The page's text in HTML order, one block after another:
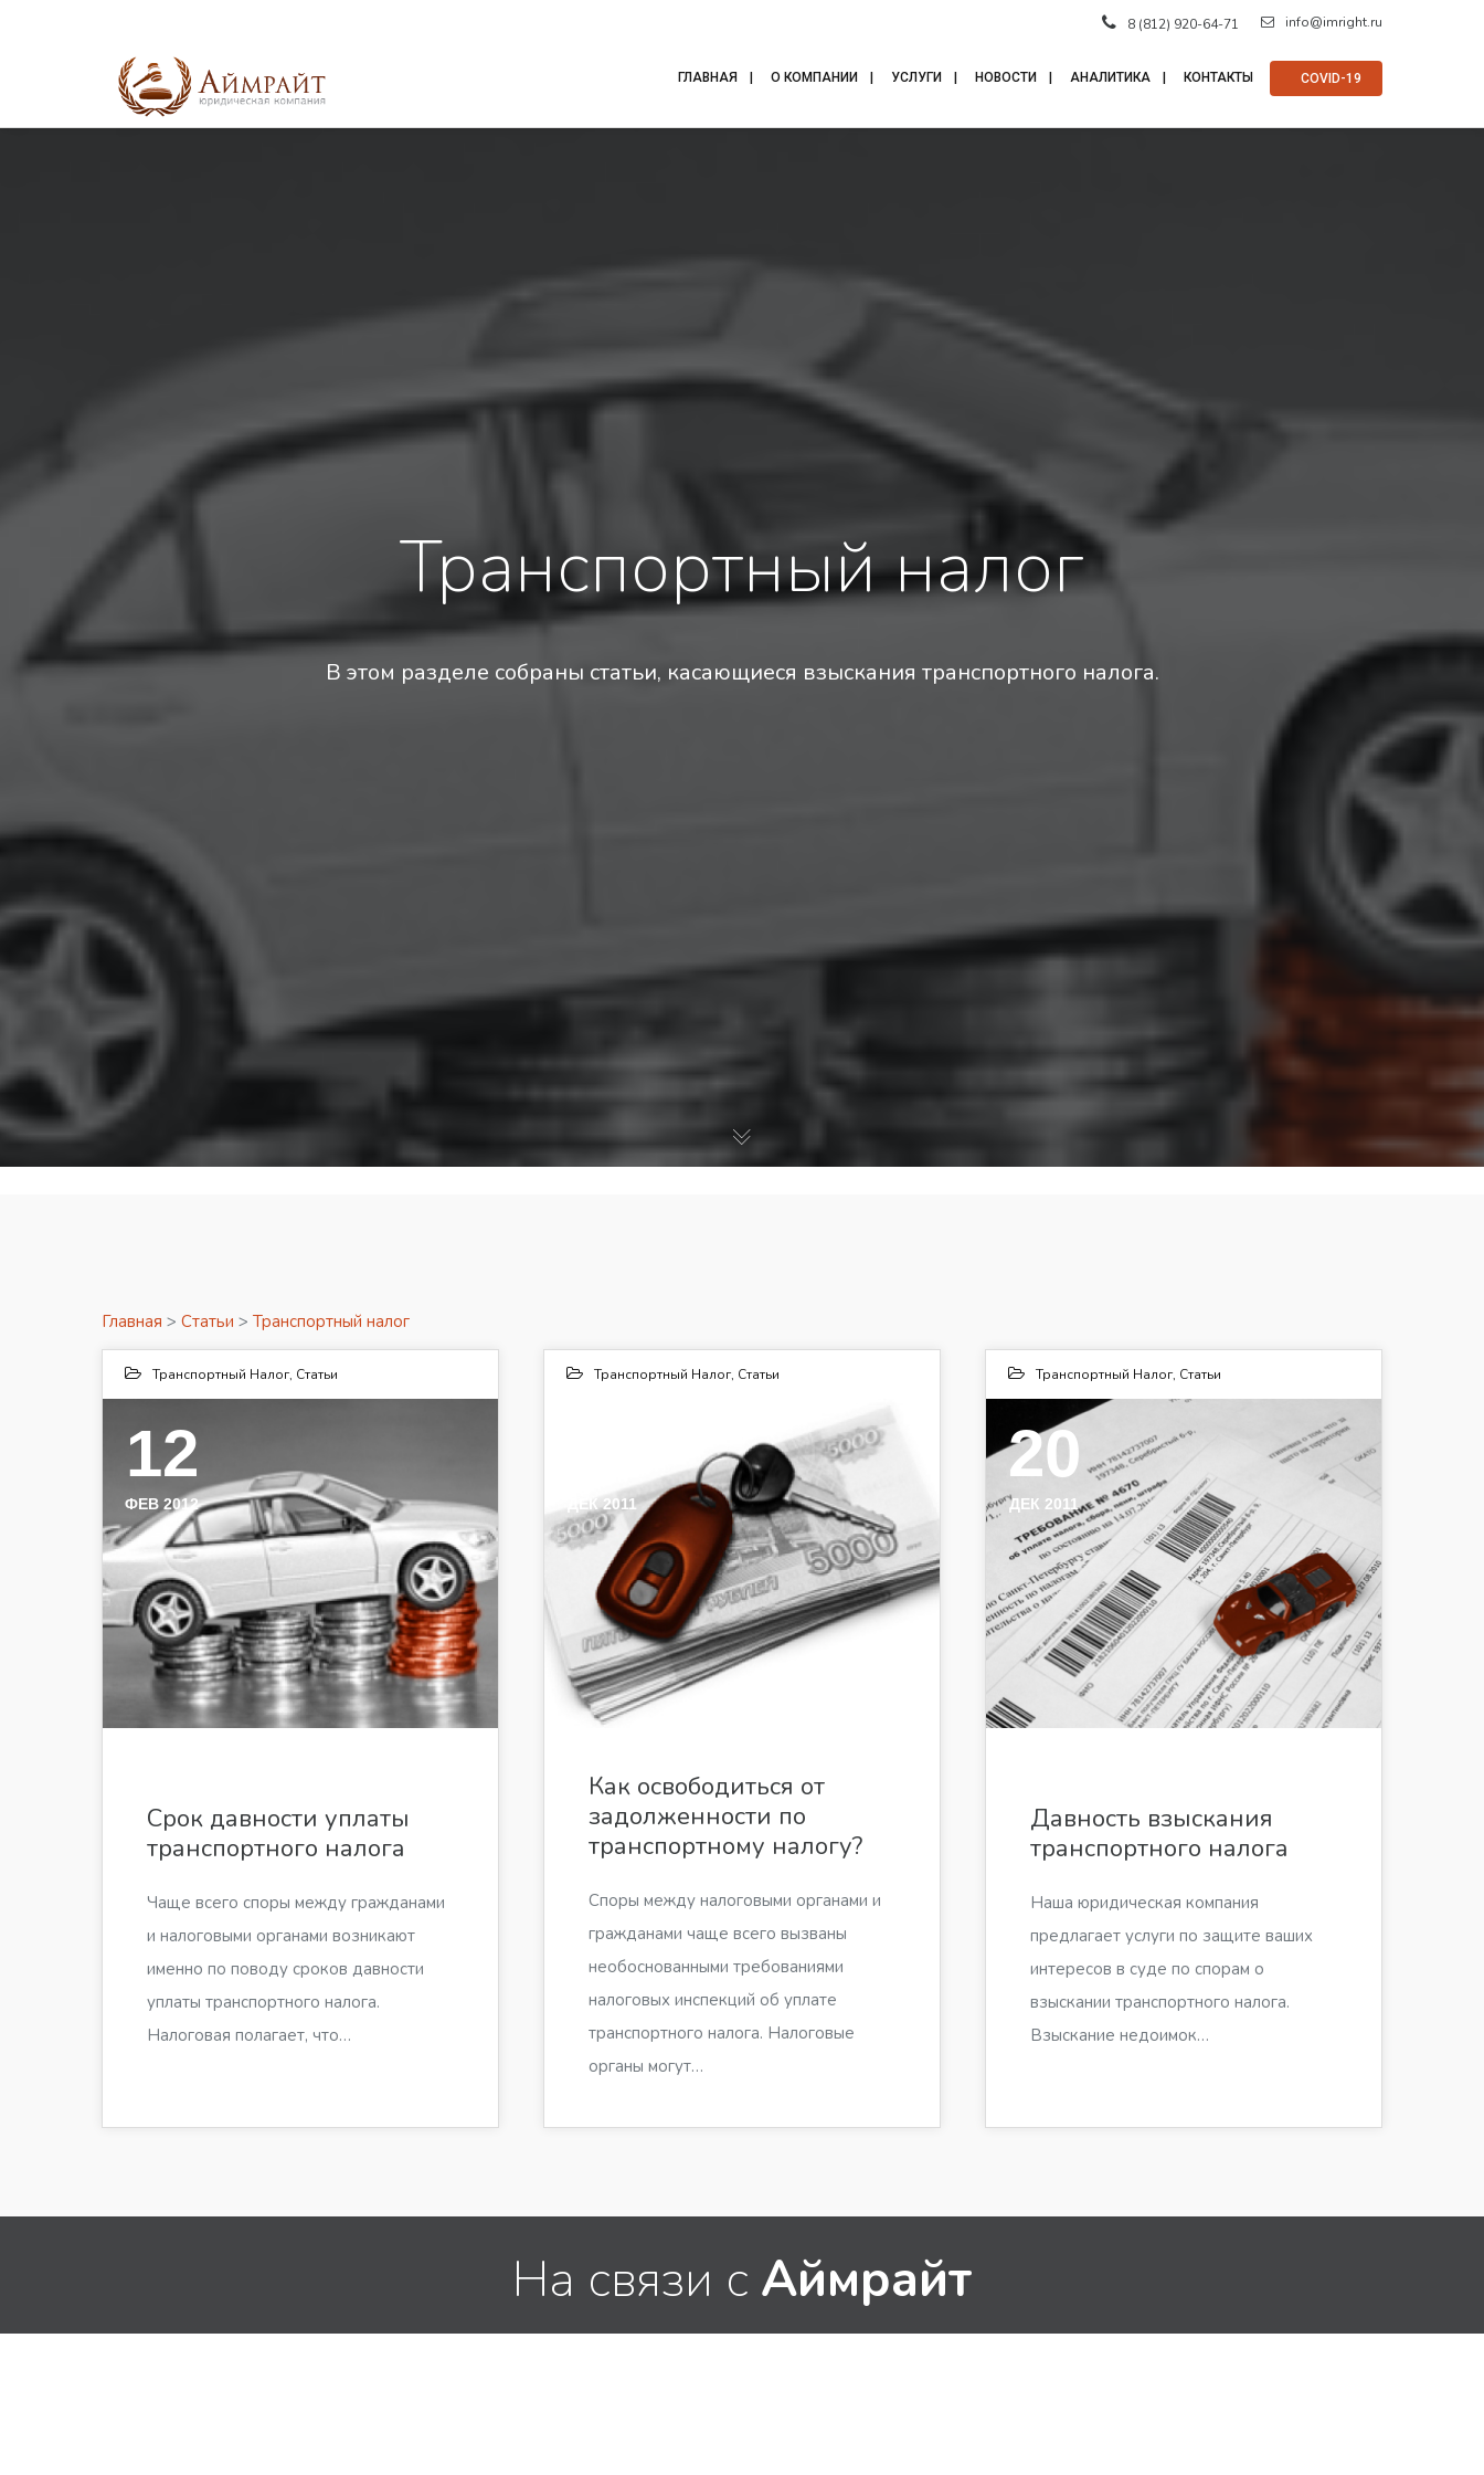
info@imright.ru
8 (812) 920-64-71
ГЛАВНАЯ О КОМПАНИИ УСЛУГИ НОВОСТИ АНАЛИТИКА КОНТАКТЫ ⠀COVID-19
Транспортный налог
В этом разделе собраны статьи, касающиеся взыскания транспортного налога.
Главная > Статьи > Транспортный налог
Транспортный Налог, Статьи
12
ФЕВ 2012
Срок давности уплаты
транспортного налога
Чаще всего споры между гражданами
и налоговыми органами возникают
именно по поводу сроков давности
уплаты транспортного налога.
Налоговая полагает, что…
Транспортный Налог, Статьи
ДЕК 2011
Как освободиться от
задолженности по
транспортному налогу?
Споры между налоговыми органами и
гражданами чаще всего вызваны
необоснованными требованиями
налоговых инспекций об уплате
транспортного налога. Налоговые
органы могут…
Транспортный Налог, Статьи
20
ДЕК 2011
Давность взыскания
транспортного налога
Наша юридическая компания
предлагает услуги по защите ваших
интересов в суде по спорам о
взыскании транспортного налога.
Взыскание недоимок…
На связи с Аймрайт